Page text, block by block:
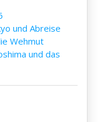
und Abreise
Wehmut
und das